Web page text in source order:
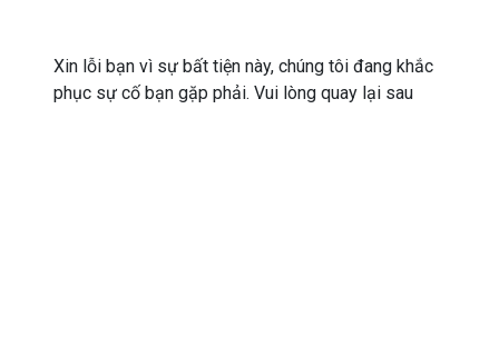
Xin lỗi bạn vì sự bất tiện này, chúng tôi đang khắc
phục sự cố bạn gặp phải. Vui lòng quay lại sau